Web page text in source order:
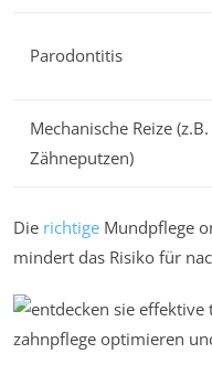
Parodontitis
Mechanische Reize
Zähneputzen)
Die richtige Mundpflege
mindert das Risiko für